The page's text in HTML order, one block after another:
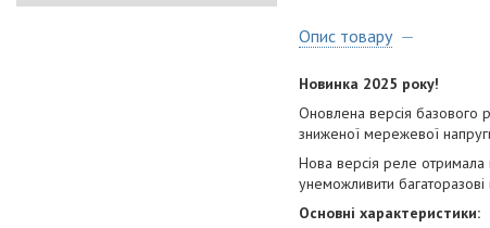
Опис товару
Новинка 2025 року!
Оновлена версія базового
зниженої мережевої
Нова версія реле отримала
унеможливити
Основні характеристики: